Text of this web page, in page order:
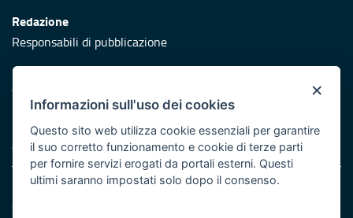
Redazione
Responsabili di pubblicazione
Protezione civile
Vai al sito di Protezione Civile Puglia
Iniziativa finanziata con risorse del POR Puglia 2014/2020 -
Asse XI
Note legali
Cookie e privacy
×
Informazioni sull'uso dei cookies
Questo sito web utilizza cookie essenziali per garantire
il suo corretto funzionamento e cookie di terze parti
per fornire servizi erogati da portali esterni. Questi
ultimi saranno impostati solo dopo il consenso.